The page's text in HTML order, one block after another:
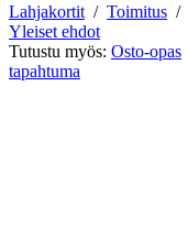
Lahjakortit / Toimitus /
Yleiset ehdot
Tutustu myös: Osto-opas
tapahtuma